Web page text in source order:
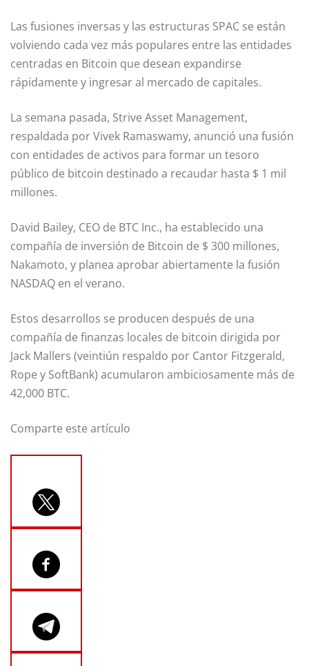
Las fusiones inversas y las estructuras SPAC se están
volviendo cada vez más populares entre las entidades
centradas en Bitcoin que desean expandirse
rápidamente y ingresar al mercado de capitales.
La semana pasada, Strive Asset Management,
respaldada por Vivek Ramaswamy, anunció una fusión
con entidades de activos para formar un tesoro
público de bitcoin destinado a recaudar hasta $ 1 mil
millones.
David Bailey, CEO de BTC Inc., ha establecido una
compañía de inversión de Bitcoin de $ 300 millones,
Nakamoto, y planea aprobar abiertamente la fusión
NASDAQ en el verano.
Estos desarrollos se producen después de una
compañía de finanzas locales de bitcoin dirigida por
Jack Mallers (veintiún respaldo por Cantor Fitzgerald,
Rope y SoftBank) acumularon ambiciosamente más de
42,000 BTC.
Comparte este artículo